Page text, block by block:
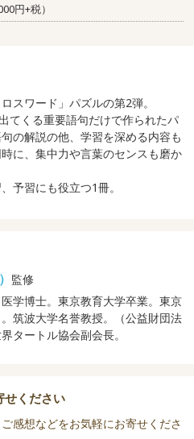
円+税）
スワード」パズルの第2弾。
てくる重要語句だけで作られたパ
の解説の他、学習を深める内容も
に、集中力や言葉のセンスも磨か
予習にも役立つ1冊。
監修
学博士。東京教育大学卒業。東京
筑波大学名誉教授。（公益財団法
タートル協会副会長。
せください
感想などをお気軽にお寄せくださ